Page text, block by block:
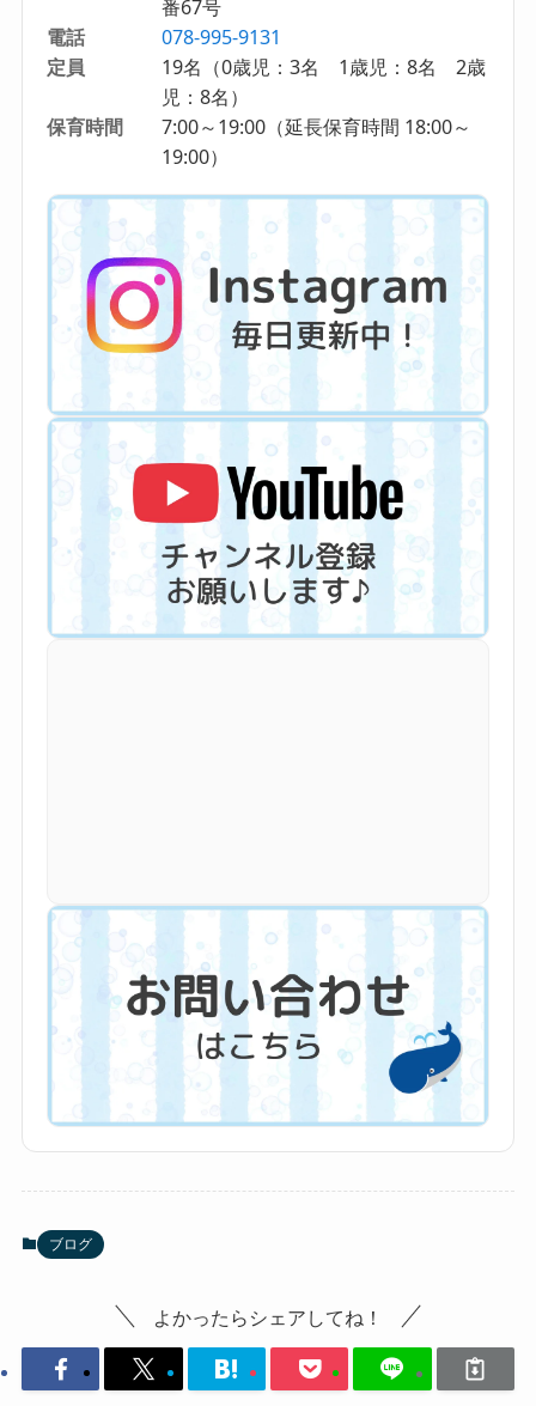
番67号
電話
078-995-9131
定員
19名（0歳児：3名 1歳児：8名 2歳
児：8名）
保育時間
7:00～19:00（延長保育時間 18:00～
19:00）
ブログ
よかったらシェアしてね！